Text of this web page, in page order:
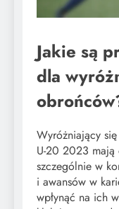
Jakie są
dla
Wyróżniający
U-20 2023 mają
szczególnie w
i awansów w
wpłynąć na ich